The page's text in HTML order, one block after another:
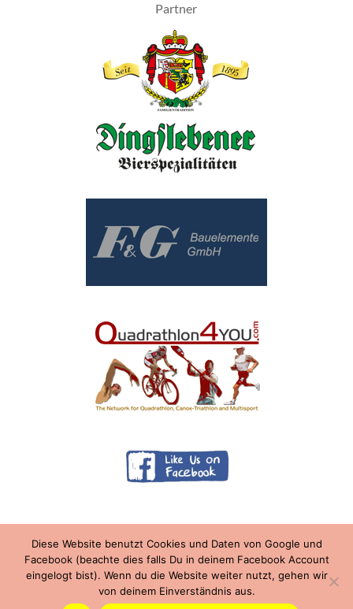
Partner
Copyright © 2026Bergsee Triathlon / Quadrathlon Ratscher
vorbehalten. ThemeSpaciousvon ThemeGrill. Präsentiert von:WordPress
Diese Website benutzt Cookies und Daten von Google und
Facebook (beachte dies falls Du in deinem Facebook Account
eingelogt bist). Wenn du die Website weiter nutzt, gehen wir
von deinem Einverständnis aus.